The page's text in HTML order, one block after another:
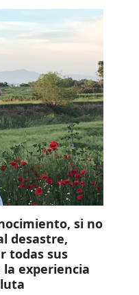
si no
desastre,
todas sus
experiencia